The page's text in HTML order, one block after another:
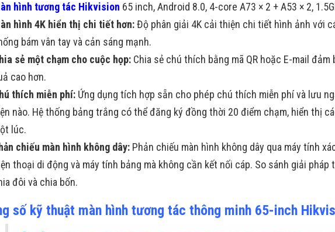
hình tương tác Hikvision 65 inch, Android 8.0, 4-core A73 × 2 + A53 × 2,
hình 4K hiển thị chi tiết hơn:Độ phân giải 4K cải thiện chi tiết hình ảnh với
bám vân tay và cản sáng mạnh.
sẻ một chạm cho cuộc họp: Chia sẻ chú thích bằng mã QR hoặc E-mail
cao hơn.
thích miễn phí: Ứng dụng tích hợp sẵn cho phép chú thích miễn phí và lưu
nào. Hệ thống bảng trắng có thể đăng ký đồng thời 20 điểm chạm, hiển thị
lúc.
chiếu màn hình không dây: Phản chiếu màn hình không dây qua máy tính
thoại di động và máy tính bảng mà không cần kết nối cáp. So sánh giải pháp
đôi và chia bốn.
số kỹ thuật màn hình tương tác thông minh 65-inch